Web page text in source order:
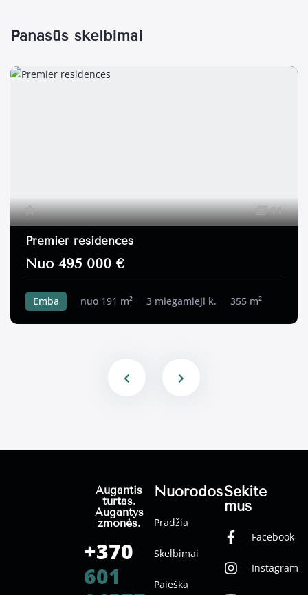
Panašūs skelbimai
11
Premier residences
Nuo 495 000 €
Emba nuo 191 m² 3 miegamieji k. 355 m²
Nuorodos
Pradžia
Skelbimai
Paieška
Sekite
mus
Facebook
Instagram
Augantis
turtas.
Augantys
žmonės.
+370
601